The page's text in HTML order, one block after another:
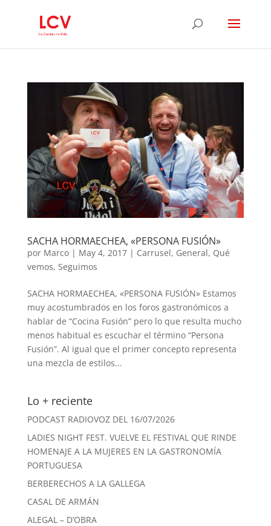
SACHA HORMAECHEA, «PERSONA FUSIÓN»
por Marco| May 4, 2017| Carrusel, General, Qué
vemos, Seguimos
SACHA HORMAECHEA, «PERSONA FUSIÓN» Estamos
muy acostumbrados en los foros gastronómicos a
hablar de “Cocina Fusión” pero lo que resulta mucho
menos habitual es escuchar el término “Persona
Fusión”. Al igual que el primer concepto representa
una mezcla de estilos...
Lo + reciente
PODCAST RADIOVOZ DEL 16/07/2026
LADIES NIGHT FEST. VUELVE EL FESTIVAL QUE RINDE
HOMENAJE A LA MUJERES EN LA GASTRONOMÍA
PORTUGUESA
BERBERECHOS A LA GALLEGA
CASAL DE ARMÁN
ALEGAL – D’OBRA